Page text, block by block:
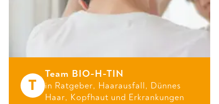
T
Team BIO-H-TIN
in Ratgeber, Haarausfall, Dünnes
Haar, Kopfhaut und Erkrankungen